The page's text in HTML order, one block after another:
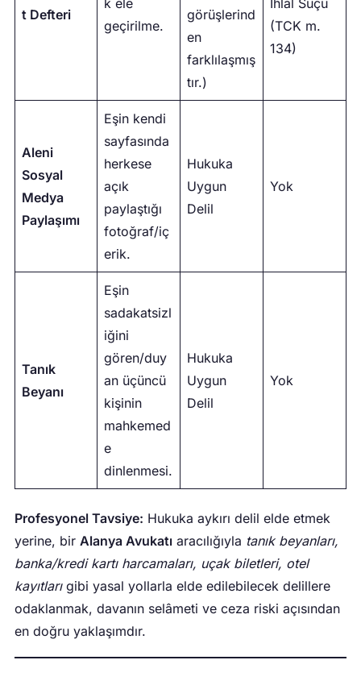
t Defteri
geçirilme.
görüşlerind
en
farklılaşmış
tır.)
(TCK m.
134)
Aleni
Sosyal
Medya
Paylaşımı
Eşin kendi
sayfasında
herkese
açık
paylaştığı
fotoğraf/iç
erik.
Hukuka
Uygun
Delil
Yok
Tanık
Beyanı
Eşin
sadakatsizl
iğini
gören/duy
an üçüncü
kişinin
mahkemed
e
dinlenmesi.
Hukuka
Uygun
Delil
Yok
Profesyonel Tavsiye: Hukuka aykırı delil elde etmek
yerine, bir Alanya Avukatı aracılığıyla tanık beyanları,
banka/kredi kartı harcamaları, uçak biletleri, otel
kayıtlarıgibi yasal yollarla elde edilebilecek delillere
odaklanmak, davanın selâmeti ve ceza riski açısından
en doğru yaklaşımdır.